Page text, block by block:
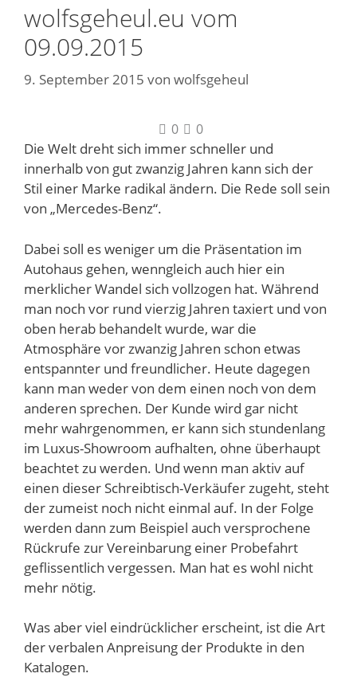
wolfsgeheul.eu vom
09.09.2015
9. September 2015 von wolfsgeheul
0 0
Die Welt dreht sich immer schneller und
innerhalb von gut zwanzig Jahren kann sich der
Stil einer Marke radikal ändern. Die Rede soll sein
von „Mercedes-Benz“.
Dabei soll es weniger um die Präsentation im
Autohaus gehen, wenngleich auch hier ein
merklicher Wandel sich vollzogen hat. Während
man noch vor rund vierzig Jahren taxiert und von
oben herab behandelt wurde, war die
Atmosphäre vor zwanzig Jahren schon etwas
entspannter und freundlicher. Heute dagegen
kann man weder von dem einen noch von dem
anderen sprechen. Der Kunde wird gar nicht
mehr wahrgenommen, er kann sich stundenlang
im Luxus-Showroom aufhalten, ohne überhaupt
beachtet zu werden. Und wenn man aktiv auf
einen dieser Schreibtisch-Verkäufer zugeht, steht
der zumeist noch nicht einmal auf. In der Folge
werden dann zum Beispiel auch versprochene
Rückrufe zur Vereinbarung einer Probefahrt
geflissentlich vergessen. Man hat es wohl nicht
mehr nötig.
Was aber viel eindrücklicher erscheint, ist die Art
der verbalen Anpreisung der Produkte in den
Katalogen.